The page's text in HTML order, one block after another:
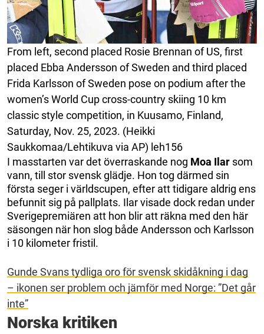
From left, second placed Rosie Brennan of US, first
placed Ebba Andersson of Sweden and third placed
Frida Karlsson of Sweden pose on podium after the
women’s World Cup cross-country skiing 10 km
classic style competition, in Kuusamo, Finland,
Saturday, Nov. 25, 2023. (Heikki
Saukkomaa/Lehtikuva via AP) leh156
I masstarten var det överraskande nog Moa Ilar som
vann, till stor svensk glädje. Hon tog därmed sin
första seger i världscupen, efter att tidigare aldrig ens
befunnit sig på pallplats. Ilar visade dock redan under
Sverigepremiären att hon blir att räkna med den här
säsongen när hon slog både Andersson och Karlsson
i 10 kilometer fristil.
Gunde Svans tydliga oro för svensk skidåkning i dag
– ikonen ser problem och jämför med Norge: ”Det går
inte”
Norska kritiken